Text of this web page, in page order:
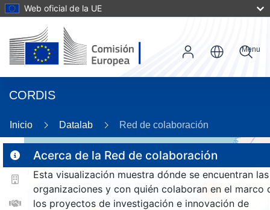
Web oficial de la UE
CORDIS
Menu
Inicio Datalab Red de colaboración
Acerca de la Red de colaboración
Esta visualización muestra dónde se encuentran las
organizaciones y con quién colaboran en el marco
los proyectos de investigación e innovación de
189